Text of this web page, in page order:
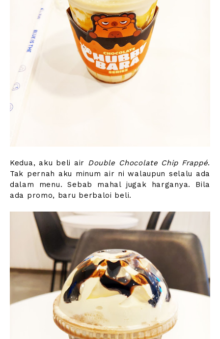
Kedua, aku beli air Double Chocolate Chip Frappé.
Tak pernah aku minum air ni walaupun selalu ada
dalam menu. Sebab mahal jugak harganya. Bila
ada promo, baru berbaloi beli.